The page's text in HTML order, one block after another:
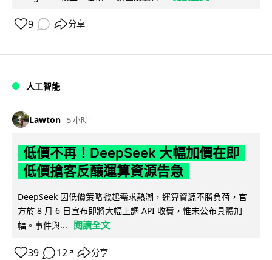
9 分享
人工智能
Lawton 5 小時
低價不再！DeepSeek 大幅加價在即
低價搶客反釀運算資源告急
DeepSeek 因低價策略掀起需求熱潮，運算資源不勝負荷，官
方於 8 月 6 日宣布即將大幅上調 API 收費，惟未公布具體加
幅。事件與...
閱讀全文
39 12 ↗ 分享